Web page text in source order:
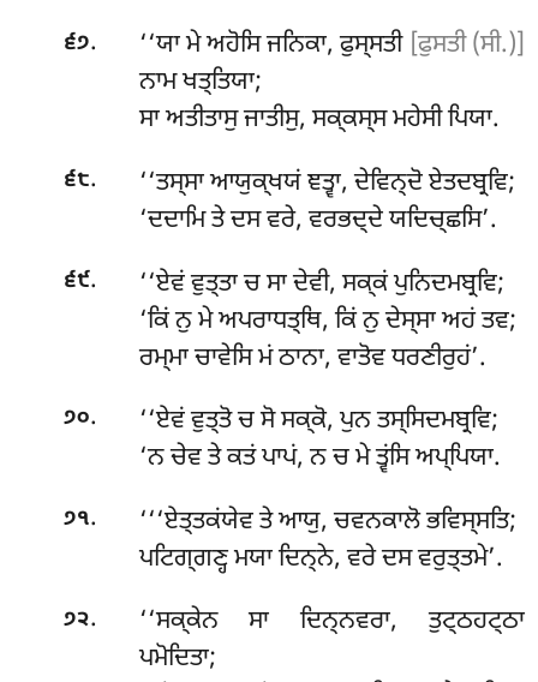
੬੭. ‘‘ਯਾਮੇ ਅਹੋਸਿ ਜਨਿਕਾ, ਫੁਸ੍ਸਤੀ [ਫੁਸਤੀ (ਸੀ.)]
ਨਾਮ ਖਤ੍ਤਿਯਾ;
ਸਾ ਅਤੀਤਾਸੁ ਜਾਤੀਸੁ, ਸਕ੍ਕਸ੍ਸ ਮਹੇਸੀ ਪਿਯਾ.
੬੮.
‘‘ਤਸ੍ਸਾ ਆਯੁਕ੍ਖਯਂ ਞਤ੍ਵਾ, ਦੇਵਿਨ੍ਦੋ ਏਤਦਬ੍ਰਵਿ;
‘ਦਦਾਮਿ ਤੇ ਦਸ ਵਰੇ, ਵਰਭਦ੍ਦੇ ਯਦਿਚ੍ਛਸਿ’.
੬੯.
‘‘ਏਵਂ ਵੁਤ੍ਤਾ ਚ ਸਾ ਦੇਵੀ, ਸਕ੍ਕਂ ਪੁਨਿਦਮਬ੍ਰਵਿ;
‘ਕਿਂ ਨੁ ਮੇ ਅਪਰਾਧਤ੍ਥਿ, ਕਿਂ ਨੁ ਦੇਸ੍ਸਾ ਅਹਂ ਤਵ;
ਰਮ੍ਮਾ ਚਾਵੇਸਿ ਮਂ ਠਾਨਾ, ਵਾਤੋਵ ਧਰਣੀਰੁਹਂ’.
੭੦. ‘‘ਏਵਂਵੁਤ੍ਤੋ ਚ ਸੋ ਸਕ੍ਕੋ, ਪੁਨ ਤਸ੍ਸਿਦਮਬ੍ਰਵਿ;
‘ਨ ਚੇਵ ਤੇ ਕਤਂ ਪਾਪਂ, ਨ ਚ ਮੇ ਤ੍ਵਂਸਿ ਅਪ੍ਪਿਯਾ.
੭੧. ‘‘‘ਏਤ੍ਤਕਂਯੇਵਤੇ ਆਯੁ, ਚਵਨਕਾਲੋ ਭਵਿਸ੍ਸਤਿ;
ਪਟਿਗ੍ਗਣ੍ਹ ਮਯਾ ਦਿਨ੍ਨੇ, ਵਰੇ ਦਸ ਵਰੁਤ੍ਤਮੇ’.
੭੨. ‘‘ਸਕ੍ਕੇਨਸਾ ਦਿਨ੍ਨਵਰਾ, ਤੁਟ੍ਠਹਟ੍ਠਾ
ਪਮੋਦਿਤਾ;